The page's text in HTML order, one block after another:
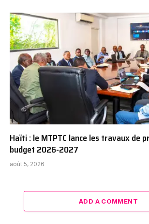
Haïti : le MTPTC lance les travaux de
budget 2026-2027
août 5, 2026
ADD A COMMENT